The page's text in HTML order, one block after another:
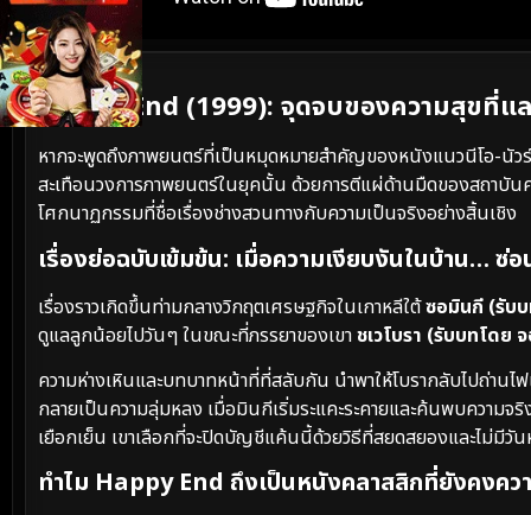
เนื้อเรื่องย่อ
Happy End (1999): จุดจบของความสุขที่แ
หากจะพูดถึงภาพยนตร์ที่เป็นหมุดหมายสำคัญของหนังแนวนีโอ-นัว
สะเทือนวงการภาพยนตร์ในยุคนั้น ด้วยการตีแผ่ด้านมืดของสถาบัน
โศกนาฏกรรมที่ชื่อเรื่องช่างสวนทางกับความเป็นจริงอย่างสิ้นเชิง
เรื่องย่อฉบับเข้มข้น: เมื่อความเงียบงันในบ้าน… ซ่
เรื่องราวเกิดขึ้นท่ามกลางวิกฤตเศรษฐกิจในเกาหลีใต้ซอมินกี (รับ
ดูแลลูกน้อยไปวันๆ ในขณะที่ภรรยาของเขาชเวโบรา (รับบทโดย
ความห่างเหินและบทบาทหน้าที่ที่สลับกัน นำพาให้โบรากลับไปถ่าน
กลายเป็นความลุ่มหลง เมื่อมินกีเริ่มระแคะระคายและค้นพบความ
เยือกเย็น เขาเลือกที่จะปิดบัญชีแค้นนี้ด้วยวิธีที่สยดสยองและไม่มีวั
ทำไม Happy End ถึงเป็นหนังคลาสสิกที่ยังคงค